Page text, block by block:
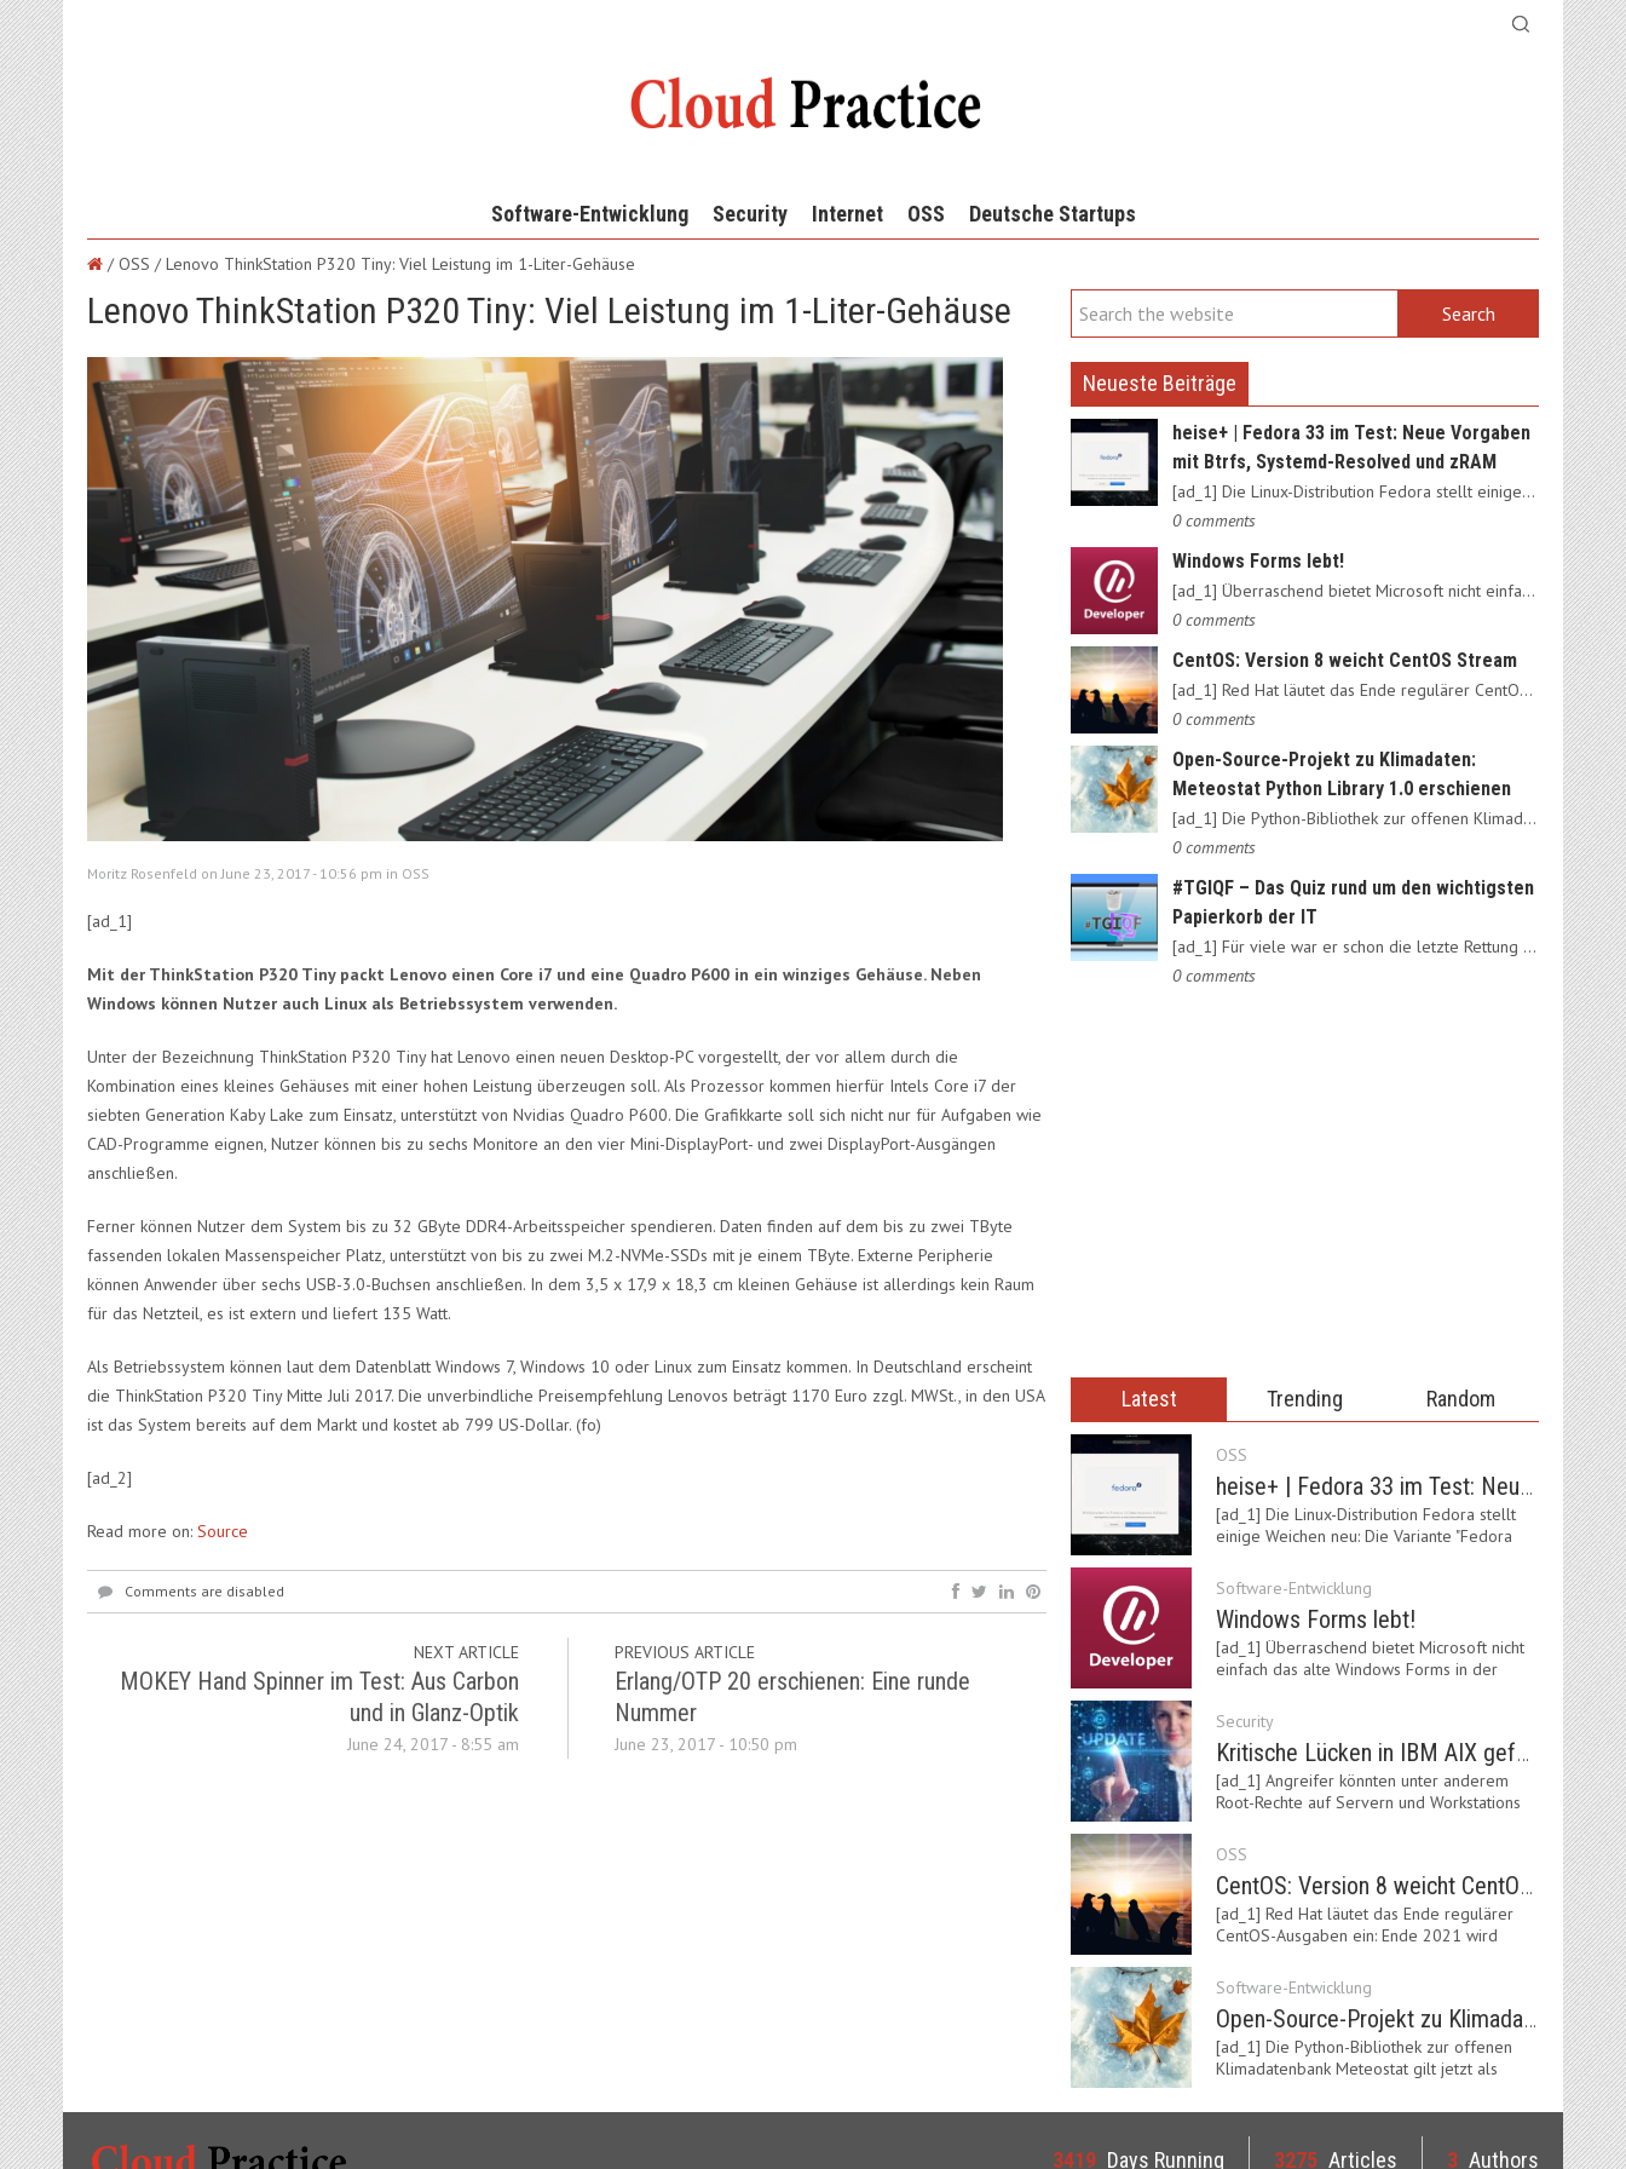
Software-Entwicklung Security Internet OSS Deutsche Startups
/ OSS /Lenovo ThinkStation P320 Tiny: Viel Leistung im 1-Liter-Gehäuse
Lenovo ThinkStation P320 Tiny: Viel Leistung im 1-Liter-Gehäuse
Moritz Rosenfeld on June 23, 2017 - 10:56 pm in OSS
[ad_1]
Mit der ThinkStation P320 Tiny packt Lenovo einen Core i7 und eine Quadro P600 in ein winziges Gehäuse. Neben
Windows können Nutzer auch Linux als Betriebssystem verwenden.
Unter der Bezeichnung ThinkStation P320 Tiny hat Lenovo einen neuen Desktop-PC vorgestellt, der vor allem durch die
Kombination eines kleines Gehäuses mit einer hohen Leistung überzeugen soll. Als Prozessor kommen hierfür Intels Core i7 der
siebten Generation Kaby Lake zum Einsatz, unterstützt von Nvidias Quadro P600. Die Grafikkarte soll sich nicht nur für Aufgaben wie
CAD-Programme eignen, Nutzer können bis zu sechs Monitore an den vier Mini-DisplayPort- und zwei DisplayPort-Ausgängen
anschließen.
Ferner können Nutzer dem System bis zu 32 GByte DDR4-Arbeitsspeicher spendieren. Daten finden auf dem bis zu zwei TByte
fassenden lokalen Massenspeicher Platz, unterstützt von bis zu zwei M.2-NVMe-SSDs mit je einem TByte. Externe Peripherie
können Anwender über sechs USB-3.0-Buchsen anschließen. In dem 3,5 x 17,9 x 18,3 cm kleinen Gehäuse ist allerdings kein Raum
für das Netzteil, es ist extern und liefert 135 Watt.
Als Betriebssystem können laut dem Datenblatt Windows 7, Windows 10 oder Linux zum Einsatz kommen. In Deutschland erscheint
die ThinkStation P320 Tiny Mitte Juli 2017. Die unverbindliche Preisempfehlung Lenovos beträgt 1170 Euro zzgl. MWSt., in den USA
ist das System bereits auf dem Markt und kostet ab 799 US-Dollar. (fo)
[ad_2]
Read more on: Source
Comments are disabled
NEXT ARTICLE
MOKEY Hand Spinner im Test: Aus Carbon
und in Glanz-Optik
June 24, 2017 - 8:55 am
PREVIOUS ARTICLE
Erlang/OTP 20 erschienen: Eine runde
Nummer
June 23, 2017 - 10:50 pm
Neueste Beiträge
heise+ | Fedora 33 im Test: Neue Vorgaben
mit Btrfs, Systemd-Resolved und zRAM
[ad_1] Die Linux-Distribution Fedora stellt einige Weichen neu:…
0 comments
Windows Forms lebt!
[ad_1] Überraschend bietet Microsoft nicht einfach das alte…
0 comments
CentOS: Version 8 weicht CentOS Stream
[ad_1] Red Hat läutet das Ende regulärer CentOS-Ausgaben ein:…
0 comments
Open-Source-Projekt zu Klimadaten:
Meteostat Python Library 1.0 erschienen
[ad_1] Die Python-Bibliothek zur offenen Klimadatenbank Meteostat…
0 comments
#TGIQF – Das Quiz rund um den wichtigsten
Papierkorb der IT
[ad_1] Für viele war er schon die letzte Rettung vorm Daten-Nirvana:…
0 comments
Latest Trending Random
OSS
heise+ | Fedora 33 im Test: Neue Vorgaben mit Btrfs, Systemd-Resolved und zRAM
[ad_1] Die Linux-Distribution Fedora stellt
einige Weichen neu: Die Variante "Fedora
Software-Entwicklung
Windows Forms lebt!
[ad_1] Überraschend bietet Microsoft nicht
einfach das alte Windows Forms in der
Security
Kritische Lücken in IBM AIX gefährden Server
[ad_1] Angreifer könnten unter anderem
Root-Rechte auf Servern und Workstations
OSS
CentOS: Version 8 weicht CentOS Stream
[ad_1] Red Hat läutet das Ende regulärer
CentOS-Ausgaben ein: Ende 2021 wird
Software-Entwicklung
Open-Source-Projekt zu Klimadaten: Meteostat Python Library 1.0 erschienen
[ad_1] Die Python-Bibliothek zur offenen
Klimadatenbank Meteostat gilt jetzt als
3419 Days Running 3275 Articles 3 Authors